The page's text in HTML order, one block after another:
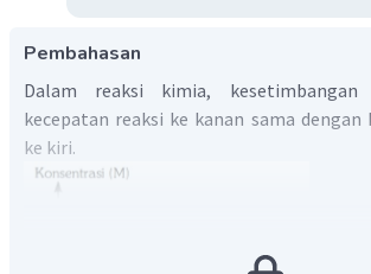
Pembahasan
Dalam reaksi kimia,
kecepatan reaksi ke kanan sama dengan
ke kiri.